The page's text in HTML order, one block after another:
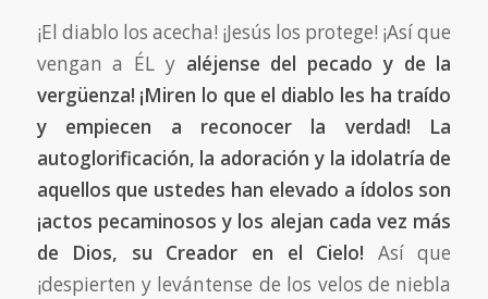
¡El diablo los acecha! ¡Jesús los protege! ¡Así que
vengan a ÉL y aléjense del pecado y de la
vergüenza! ¡Miren lo que el diablo les ha traído
y empiecen a reconocer la verdad! La
autoglorificación, la adoración y la idolatría de
aquellos que ustedes han elevado a ídolos son
¡actos pecaminosos y los alejan cada vez más
de Dios, su Creador en el Cielo! Así que
¡despierten y levántense de los velos de niebla